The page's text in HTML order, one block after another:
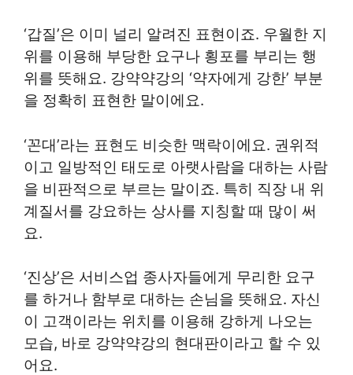
‘갑질’은 이미 널리 알려진 표현이죠. 우월한 지
위를 이용해 부당한 요구나 횡포를 부리는 행
위를 뜻해요. 강약약강의 ‘약자에게 강한’ 부분
을 정확히 표현한 말이에요.
‘꼰대’라는 표현도 비슷한 맥락이에요. 권위적
이고 일방적인 태도로 아랫사람을 대하는 사람
을 비판적으로 부르는 말이죠. 특히 직장 내 위
계질서를 강요하는 상사를 지칭할 때 많이 써
요.
‘진상’은 서비스업 종사자들에게 무리한 요구
를 하거나 함부로 대하는 손님을 뜻해요. 자신
이 고객이라는 위치를 이용해 강하게 나오는
모습, 바로 강약약강의 현대판이라고 할 수 있
어요.